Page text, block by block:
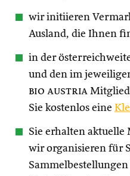
wir initiieren
Ausland, die Ihnen
in der
und den im
bio austria
Sie kostenlos eine
Sie erhalten
wir organisieren für
Sammelbestellungen